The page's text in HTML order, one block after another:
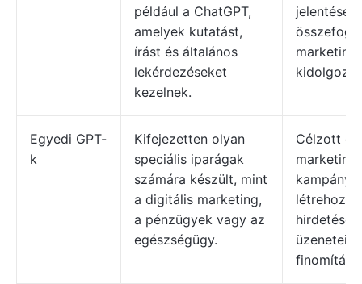
például a ChatGPT,
amelyek kutatást,
írást és általános
lekérdezéseket
kezelnek.
jelentések
Egyedi GPT-
k
Kifejezetten olyan
speciális iparágak
számára készült, mint
a digitális marketing,
a pénzügyek vagy az
egészségügy.
Célzott e-
marketing
hirdetések
finomítása.